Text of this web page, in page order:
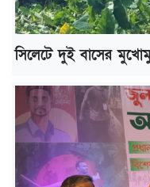
সিলেটে দুই বাসের